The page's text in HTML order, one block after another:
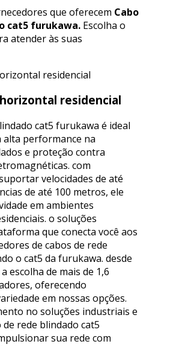
que oferecem Cabo
cat5 furukawa. Escolha o
atender às suas
residencial
cat5 furukawa é ideal
alta performance na
e proteção contra
com
velocidades de até
de até 100 metros, ele
em ambientes
o soluções
que conecta você aos
de cabos de rede
o cat5 da furukawa. desde
escolha de mais de 1,6
oferecendo
em nossas opções.
no soluções industriais e
rede blindado cat5
sua rede com